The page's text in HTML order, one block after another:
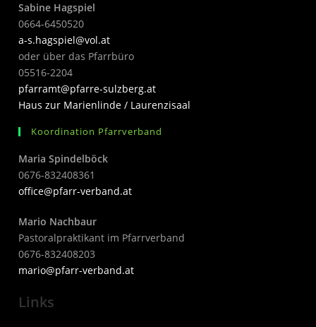
Sabine Hagspiel
0664-6450520
a-s.hagspiel@vol.at
oder über das Pfarrbüro
05516-2204
pfarramt@pfarre-sulzberg.at
Haus zur Marienlinde / Laurenzisaal
Koordination Pfarrverband
Maria Spindelböck
0676-832408361
office@pfarr-verband.at
Mario Nachbaur
Pastoralpraktikant im Pfarrverband
0676-832408203
mario@pfarr-verband.at
Links